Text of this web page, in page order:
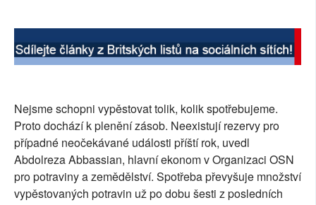
Nejsme schopni vypěstovat tolik, kolik spotřebujeme.
Proto dochází k plenění zásob. Neexistují rezervy pro
případné neočekávané události příští rok, uvedl
Abdolreza Abbassian, hlavní ekonom v Organizaci OSN
pro potraviny a zemědělství. Spotřeba převyšuje množství
vypěstovaných potravin už po dobu šesti z posledních